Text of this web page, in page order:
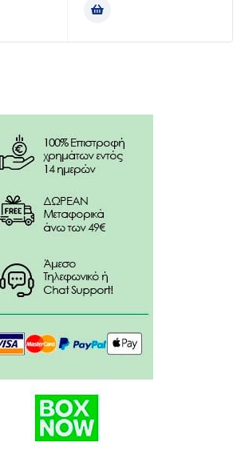
ρόλο στη διατήρηση της
από κάποιο γεύμα.